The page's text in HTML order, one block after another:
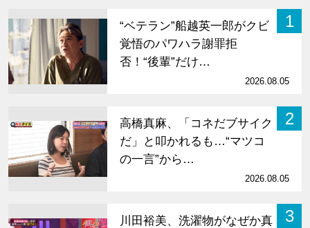
1
“ベテラン”船越英一郎がクビ
覚悟のパワハラ謝罪拒
否！“後輩”だけ…
2026.08.05
2
高橋真麻、「コネだブサイク
だ」と叩かれるも…“マツコ
の一言”から…
2026.08.05
3
川田裕美、洗濯物がなぜか真